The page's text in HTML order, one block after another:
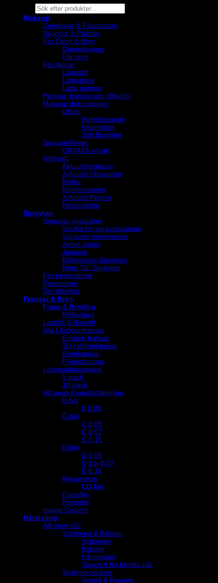
Products
search
Makeup
Concealer & Foundation
Skuggor & Paletter
För Ögon & Bryn
Ögonskuggor
För bryn
För läppar
Läppstift
Läppglans
Läpp pennor
Penslar, borstar och tillbehör
Makeup dekorationer
Glitter
Reflekterande
Neonglitter
Ztirl Bioglitter
Specialeffekter
GRIMAS smink
Airbrush
Airbrushmakeup
Airbrush Utrustning
Mallar
Kompressorer
Airbrush Pennor
Reservdelar
Spraytan
Spraytan produkter
Vätska för spraytan/airtan
Spraytan kompressor
Airtan paket
Jantana
BGorgeous Spraytan
Mine Tan Spraytan
För hemmabruk
Paketpriser
Tan tillbehör
Fransar & Bryn
Frans & Brynfärg
Reflectocil
Lashlift & Browlift
Alla Lösögonfransar
Enklare fransar
3D / Volymfransar
Blingfransar
Fjäderfransar
Lösögonfranspaket
5-pack
10-pack
Allt inom Fransförlängning
B-böj
B 0.05
C-böj
C 0,05
C 0,07
C 0,15
D-böj
D 0,05
D-böj 0,07
D 0,15
Megavolym
DD-böj
Franslim
Pincetter
Image Column
Hårstyling
Allt inom hår
Schampo & Balsam
Schampo
Balsam
Hårmasker
Speciellt för blonda hår
Stylingprodukter
Grund & Primers